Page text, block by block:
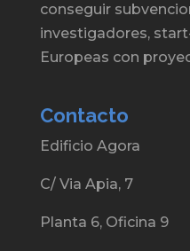
conseguir
investigadores,
Europeas con
Contacto
Edificio Agora
C/ Via Apia, 7
Planta 6, Oficina 9